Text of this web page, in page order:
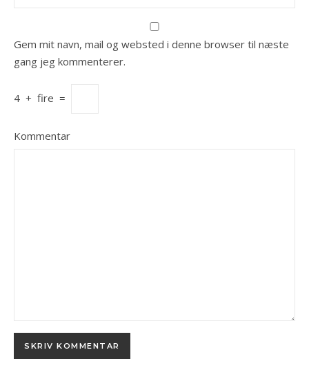
Gem mit navn, mail og websted i denne browser til næste
gang jeg kommenterer.
4 + fire =
Kommentar